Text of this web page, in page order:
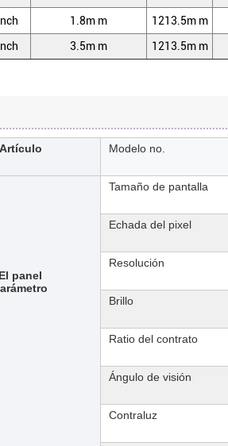
1.8m m 1213.5m m
3.5m m 1213.5m m
Artículo Modelo no.
El panel
Tamaño de pantalla
Echada del pixel
Resolución
Brillo
Ratio del contrato
Ángulo de visión
Contraluz